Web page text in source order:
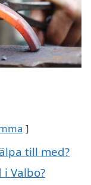
till med?
Valbo?